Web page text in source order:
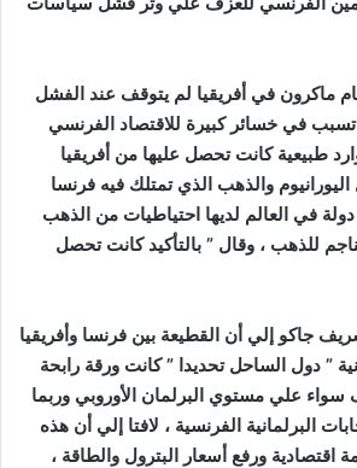
ماكرون في أفريقيا لم يتوقف عند الفشل
في خسائر كبيرة للاقتصاد الفرنسي
طبيعية كانت تحصل عليها من أفريقيا
والذهب الذي تمتلك فيه فرنسا
في العالم لديها احتياطيات من الذهب
للذهب ، وقال ” بالتأكيد كانت تحصل
جاكو إلي أن القطيعة بين فرنسا وأفريقيا
” دول الساحل تحديدا ” كانت ورقة رابحة
علي مستوي البرلمان الأوروبي وربما
البرلمانية الفرنسية ، لافتا إلي أن هذه
اقتصادية ورفع أسعار البترول والطاقة ،